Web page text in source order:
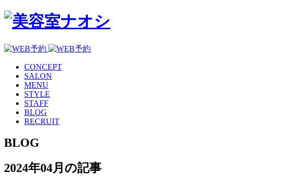
CONCEPT
SALON
MENU
STYLE
STAFF
BLOG
RECRUIT
BLOG
2024年04月の記事